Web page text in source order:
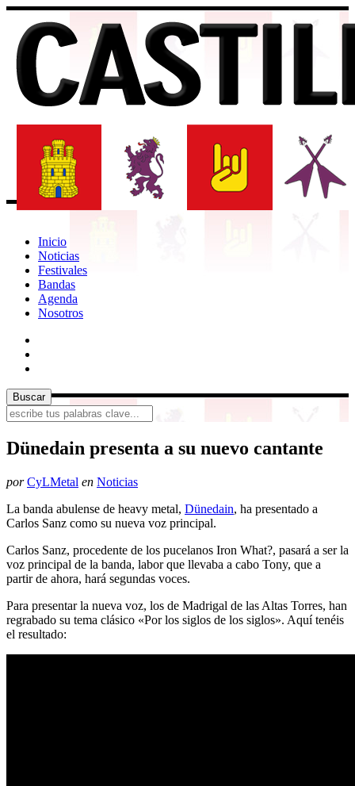
Inicio
Noticias
Festivales
Bandas
Agenda
Nosotros
Dünedain presenta a su nuevo cantante
por CyLMetal en Noticias
La banda abulense de heavy metal, Dünedain, ha presentado a
Carlos Sanz como su nueva voz principal.
Carlos Sanz, procedente de los pucelanos Iron What?, pasará a ser la
voz principal de la banda, labor que llevaba a cabo Tony, que a
partir de ahora, hará segundas voces.
Para presentar la nueva voz, los de Madrigal de las Altas Torres, han
regrabado su tema clásico «Por los siglos de los siglos». Aquí tenéis
el resultado: